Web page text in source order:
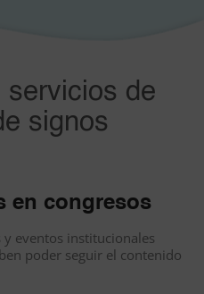
servicios de
signos
en congresos
y eventos institucionales
poder seguir el contenido